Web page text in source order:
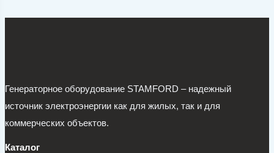
Генераторное оборудование STAMFORD – надежный
источник электроэнергии как для жилых, так и для
коммерческих объектов.
Каталог